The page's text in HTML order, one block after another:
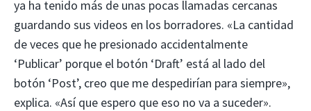
ya ha tenido más de unas pocas llamadas cercanas
guardando sus videos en los borradores. «La cantidad
de veces que he presionado accidentalmente
‘Publicar’ porque el botón ‘Draft’ está al lado del
botón ‘Post’, creo que me despedirían para siempre»,
explica. «Así que espero que eso no va a suceder».